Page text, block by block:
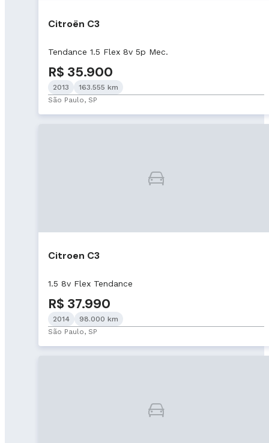
Citroën C3
Tendance 1.5 Flex 8v 5p Mec.
R$ 35.900
2013
163.555 km
São Paulo, SP
Citroen C3
1.5 8v Flex Tendance
R$ 37.990
2014
98.000 km
São Paulo, SP